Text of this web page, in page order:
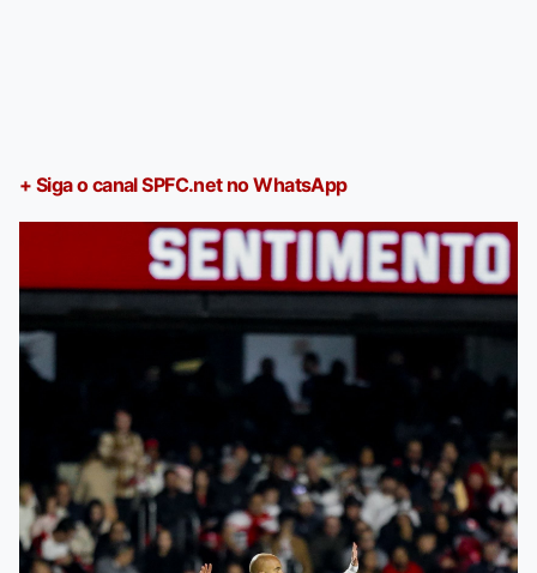
+ Siga o canal SPFC.net no WhatsApp